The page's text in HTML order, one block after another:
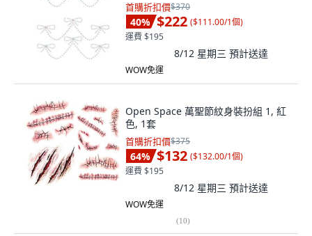
首購折扣價$370
40% $222 ($111.00/1個)
運費 $195
8/12 星期三 預計送達
WOW免運
Open Space 萬聖節紋身裝扮組 1, 紅
色, 1套
首購折扣價$375
64% $132 ($132.00/1個)
運費 $195
8/12 星期三 預計送達
WOW免運
(10)